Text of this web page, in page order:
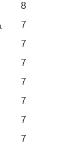
8
7
7
7
7
7
7
7